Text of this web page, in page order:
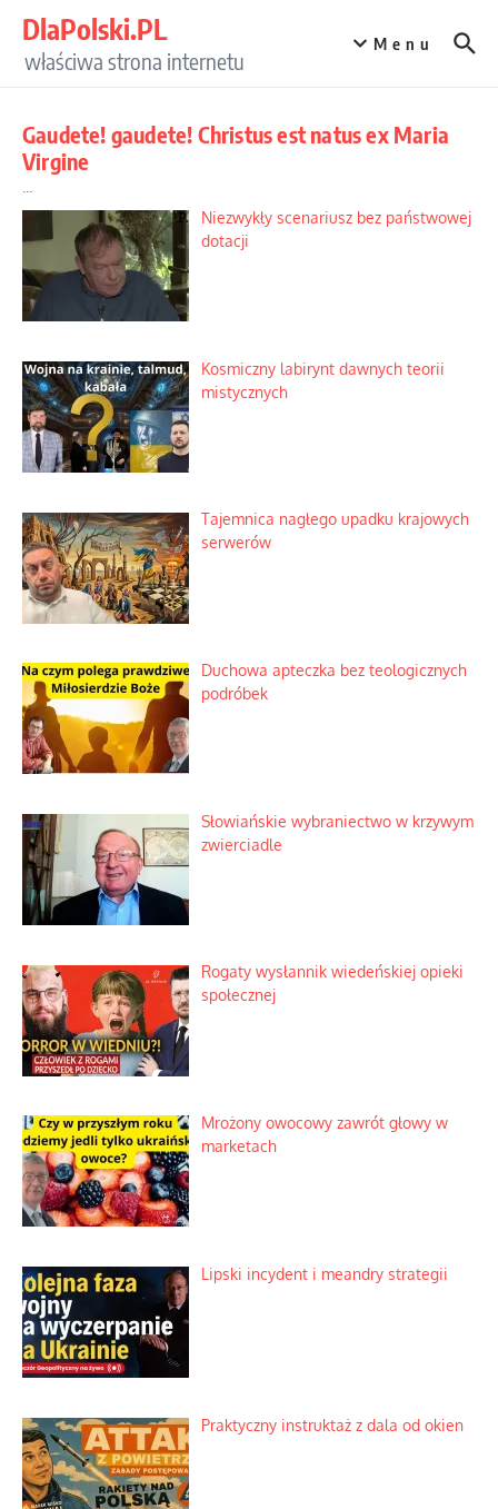
DlaPolski.PL
właściwa strona internetu
Menu
Gaudete! gaudete! Christus est natus ex Maria
Virgine
Niezwykły scenariusz bez państwowej
dotacji
Kosmiczny labirynt dawnych teorii
mistycznych
Tajemnica nagłego upadku krajowych
serwerów
Duchowa apteczka bez teologicznych
podróbek
Słowiańskie wybraniectwo w krzywym
zwierciadle
Rogaty wysłannik wiedeńskiej opieki
społecznej
Mrożony owocowy zawrót głowy w
marketach
Lipski incydent i meandry strategii
Praktyczny instruktaż z dala od okien